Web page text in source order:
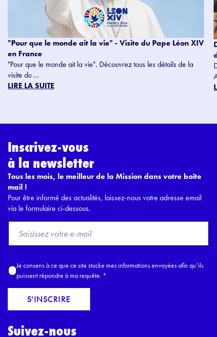
"Pour que le monde ait la vie" - Visite du Pape Léon XIV
en France
"Pour que le monde ait la vie". Découvrez tous les détails de la
visite du ...
LIRE LA SUITE
Inscrivez-vous
à la newsletter
Tous les mois, le meilleur de la Mission dans votre boîte
mail !
Pour être informé des actualités, laissez-nous votre adresse email
via le formulaire ci-dessous.
o
E
a
l
A
c
c
R
Je consens à ce que ce site stocke mes informations envoyées afin qu’ils
puissent répondre à ma requête. *
S'INSCRIRE
Suivez-nous